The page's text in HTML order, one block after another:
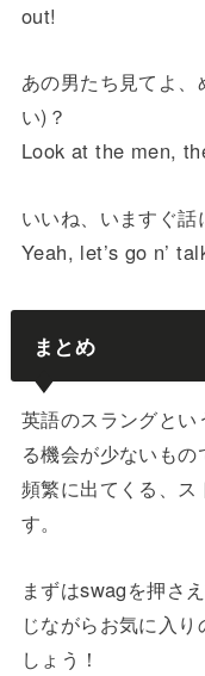
out!
あの男たち見てよ
い)？
Look at the men,
いいね、いますぐ話
Yeah, let’s go n’
まとめ
英語のスラングと
る機会が少ないも
頻繁に出てくる、
す。
まずはswagを押さ
じながらお気に入
しょう！